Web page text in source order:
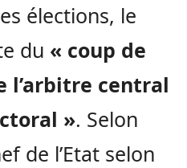
élections, le
du « coup de
l’arbitre central
». Selon
de l’Etat selon